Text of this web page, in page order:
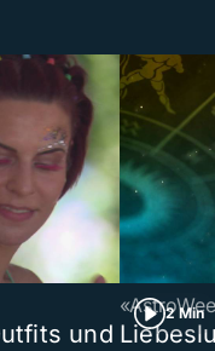
und
2 Min